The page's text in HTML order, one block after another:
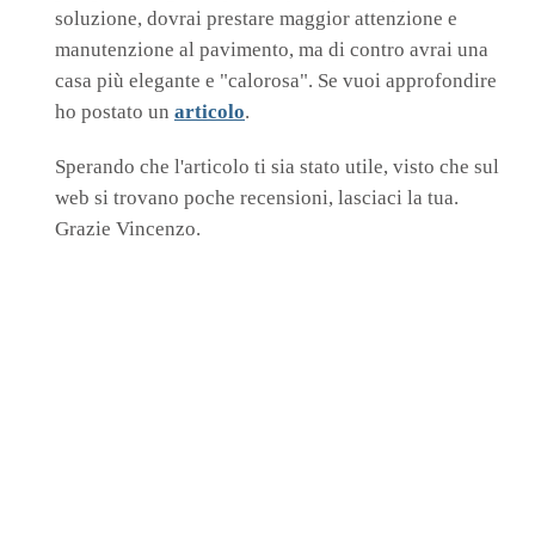
soluzione, dovrai prestare maggior attenzione e
manutenzione al pavimento, ma di contro avrai una
casa più elegante e "calorosa". Se vuoi approfondire
ho postato un articolo.
Sperando che l'articolo ti sia stato utile, visto che sul
web si trovano poche recensioni, lasciaci la tua.
Grazie Vincenzo.